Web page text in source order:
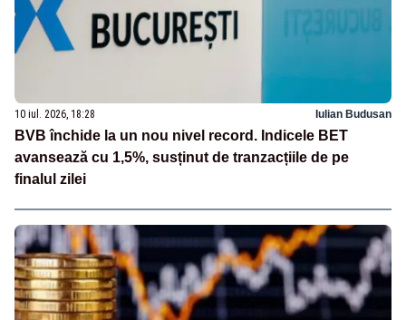
10 iul. 2026, 18:28 Iulian Budusan
BVB închide la un nou nivel record. Indicele BET
avansează cu 1,5%, susținut de tranzacțiile de pe
finalul zilei